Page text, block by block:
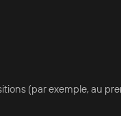
(par exemple, au